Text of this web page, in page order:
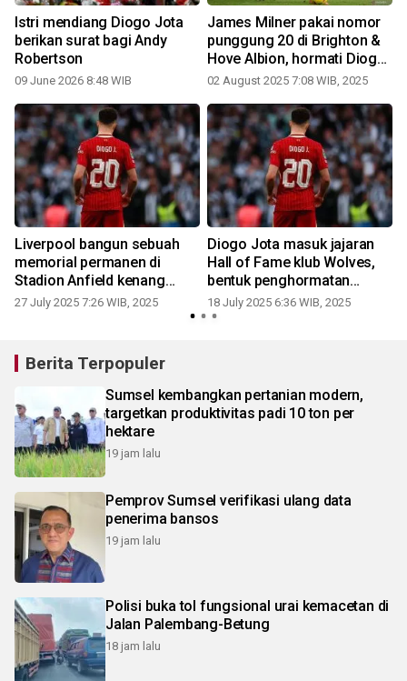
Istri mendiang Diogo Jota
berikan surat bagi Andy
Robertson
09 June 2026 8:48 WIB
James Milner pakai nomor
punggung 20 di Brighton &
Hove Albion, hormati Diogo
Jota
02 August 2025 7:08 WIB, 2025
Liverpool bangun sebuah
memorial permanen di
Stadion Anfield kenang
Diogo Jota
27 July 2025 7:26 WIB, 2025
Diogo Jota masuk jajaran
Hall of Fame klub Wolves,
bentuk penghormatan
mantan klub
18 July 2025 6:36 WIB, 2025
Berita Terpopuler
Sumsel kembangkan pertanian modern,
targetkan produktivitas padi 10 ton per
hektare
19 jam lalu
Pemprov Sumsel verifikasi ulang data
penerima bansos
19 jam lalu
Polisi buka tol fungsional urai kemacetan di
Jalan Palembang-Betung
18 jam lalu